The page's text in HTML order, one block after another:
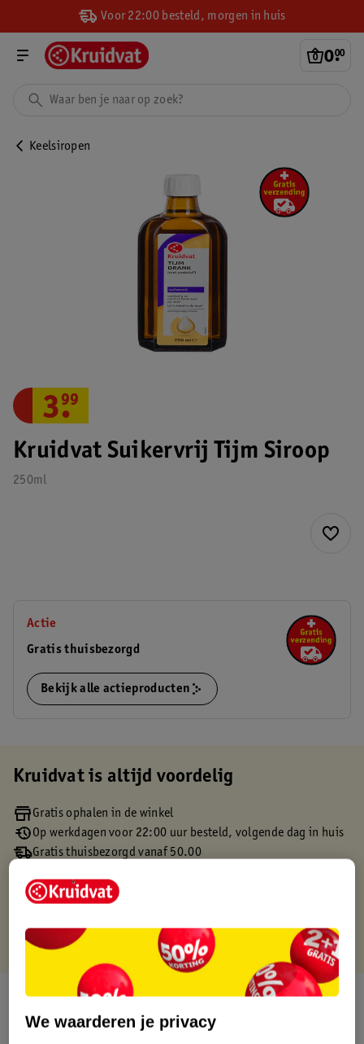
Voor 22:00 besteld, morgen in huis
0.
00
Keelsiropen
Kruidvat Suikervrij Tijm Siroop
250ml
3.
99
Actie
Gratis thuisbezorgd
Bekijk alle actieproducten
Kruidvat is altijd voordelig
Gratis ophalen in de winkel
Op werkdagen voor 22:00 uur besteld, volgende dag in huis
Gratis thuisbezorgd vanaf 50.00
Gratis punten met je Kruidvat kaart
Over dit product
Productinformatie
We waarderen je privacy